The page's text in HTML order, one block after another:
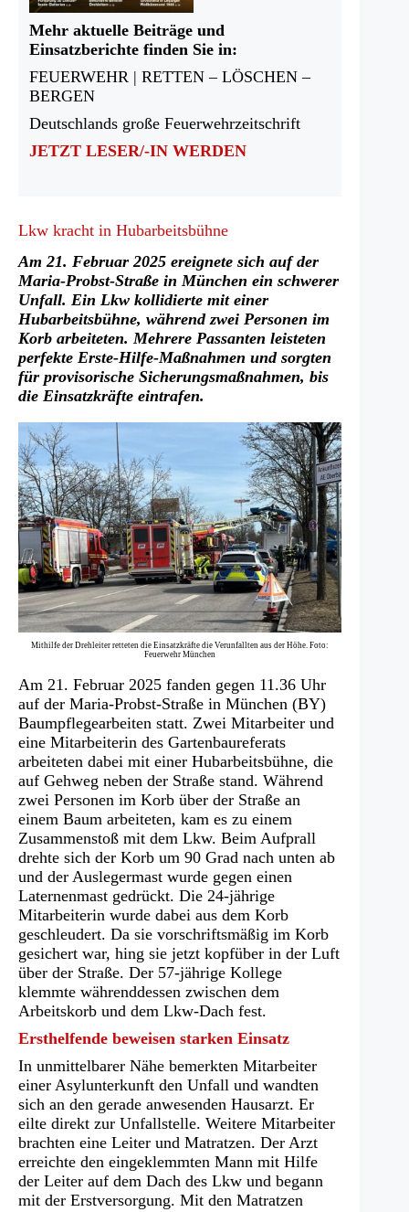
Mehr aktuelle Beiträge und
Einsatzberichte finden Sie in:
FEUERWEHR | RETTEN – LÖSCHEN –
BERGEN
Deutschlands große Feuerwehrzeitschrift
JETZT LESER/-IN WERDEN
Lkw kracht in Hubarbeitsbühne
Am 21. Februar 2025 ereignete sich auf der
Maria-Probst-Straße in München ein schwerer
Unfall. Ein Lkw kollidierte mit einer
Hubarbeitsbühne, während zwei Personen im
Korb arbeiteten. Mehrere Passanten leisteten
perfekte Erste-Hilfe-Maßnahmen und sorgten
für provisorische Sicherungsmaßnahmen, bis
die Einsatzkräfte eintrafen.
Mithilfe der Drehleiter retteten die Einsatzkräfte die Verunfallten aus der Höhe. Foto:
Feuerwehr München
Am 21. Februar 2025 fanden gegen 11.36 Uhr
auf der Maria-Probst-Straße in München (BY)
Baumpflegearbeiten statt. Zwei Mitarbeiter und
eine Mitarbeiterin des Gartenbaureferats
arbeiteten dabei mit einer Hubarbeitsbühne, die
auf Gehweg neben der Straße stand. Während
zwei Personen im Korb über der Straße an
einem Baum arbeiteten, kam es zu einem
Zusammenstoß mit dem Lkw. Beim Aufprall
drehte sich der Korb um 90 Grad nach unten ab
und der Auslegermast wurde gegen einen
Laternenmast gedrückt. Die 24-jährige
Mitarbeiterin wurde dabei aus dem Korb
geschleudert. Da sie vorschriftsmäßig im Korb
gesichert war, hing sie jetzt kopfüber in der Luft
über der Straße. Der 57-jährige Kollege
klemmte währenddessen zwischen dem
Arbeitskorb und dem Lkw-Dach fest.
Ersthelfende beweisen starken Einsatz
In unmittelbarer Nähe bemerkten Mitarbeiter
einer Asylunterkunft den Unfall und wandten
sich an den gerade anwesenden Hausarzt. Er
eilte direkt zur Unfallstelle. Weitere Mitarbeiter
brachten eine Leiter und Matratzen. Der Arzt
erreichte den eingeklemmten Mann mit Hilfe
der Leiter auf dem Dach des Lkw und begann
mit der Erstversorgung. Mit den Matratzen